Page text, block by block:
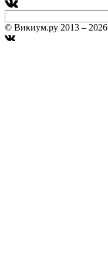
© Викиум.ру 2013 – 2026